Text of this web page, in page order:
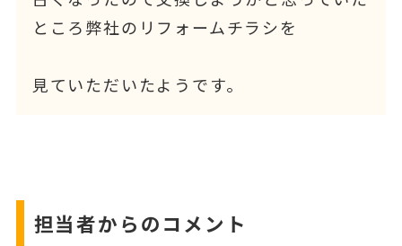
ところ弊社のリフォームチラシを
見ていただいたようです。
担当者からのコメント